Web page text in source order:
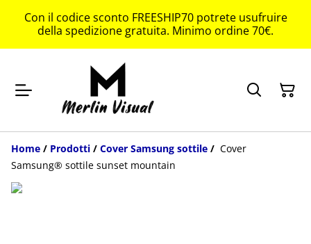
Con il codice sconto FREESHIP70 potrete usufruire
della spedizione gratuita. Minimo ordine 70€.
Home / Prodotti / Cover Samsung sottile / Cover
Samsung® sottile sunset mountain